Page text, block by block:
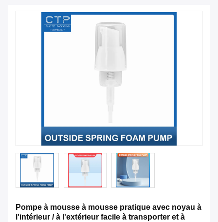
Pompe à mousse à mousse pratique avec noyau à
l'intérieur / à l'extérieur facile à transporter et à